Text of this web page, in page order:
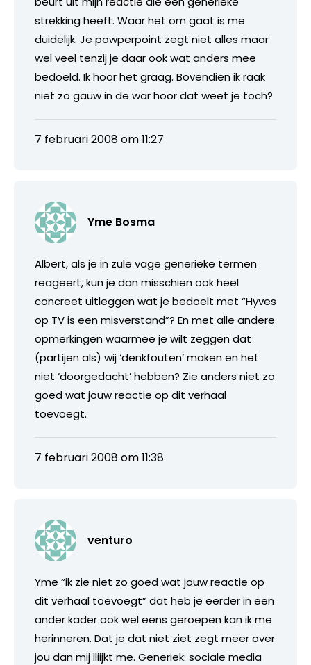
strekking heeft. Waar het om gaat is me
duidelijk. Je powperpoint zegt niet alles maar
wel veel tenzij je daar ook wat anders mee
bedoeld. Ik hoor het graag. Bovendien ik raak
niet zo gauw in de war hoor dat weet je toch?
7 februari 2008 om 11:27
Yme Bosma
Albert, als je in zule vage generieke termen
reageert, kun je dan misschien ook heel
concreet uitleggen wat je bedoelt met “Hyves
op TV is een misverstand”? En met alle andere
opmerkingen waarmee je wilt zeggen dat
(partijen als) wij ‘denkfouten’ maken en het
niet ‘doorgedacht’ hebben? Zie anders niet zo
goed wat jouw reactie op dit verhaal
toevoegt.
7 februari 2008 om 11:38
venturo
Yme “ik zie niet zo goed wat jouw reactie op
dit verhaal toevoegt” dat heb je eerder in een
ander kader ook wel eens geroepen kan ik me
herinneren. Dat je dat niet ziet zegt meer over
jou dan mij lliijkt me. Generiek: sociale media